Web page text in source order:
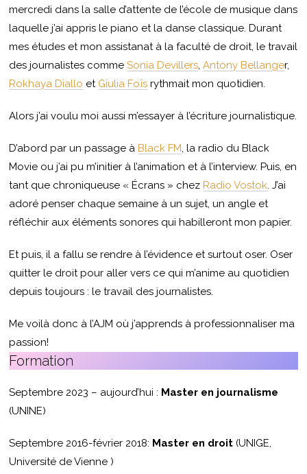
mercredi dans la salle d’attente de l’école de musique dans
laquelle j’ai appris le piano et la danse classique. Durant
mes études et mon assistanat à la faculté de droit, le travail
des journalistes commeSonia Devillers,Antony Bellanger,
Rokhaya Diallo et Giulia Foïs rythmait mon quotidien.
Alors j’ai voulu moi aussi m’essayer à l’écriture journalistique.
D’abord par un passage à Black FM, la radio du Black
Movie ou j’ai pu m’initier à l’animation et à l’interview. Puis, en
tant que chroniqueuse « Écrans » chez Radio Vostok. J’ai
adoré penser chaque semaine à un sujet, un angle et
réfléchir aux éléments sonores qui habilleront mon papier.
Et puis, il a fallu se rendre à l’évidence et surtout oser. Oser
quitter le droit pour aller vers ce qui m’anime au quotidien
depuis toujours : le travail des journalistes.
Me voilà donc à l’AJM où j’apprends à professionnaliser ma
passion!
Formation
Septembre 2023 – aujourd’hui : Master en journalisme
(UNINE)
Septembre 2016-février 2018: Master en droit (UNIGE,
Université de Vienne )